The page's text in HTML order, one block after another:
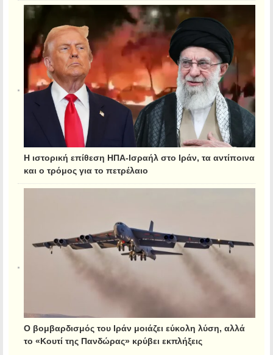
Η ιστορική επίθεση ΗΠΑ-Ισραήλ στο Ιράν, τα αντίποινα
και ο τρόμος για το πετρέλαιο
Ο βομβαρδισμός του Ιράν μοιάζει εύκολη λύση, αλλά
το «Κουτί της Πανδώρας» κρύβει εκπλήξεις